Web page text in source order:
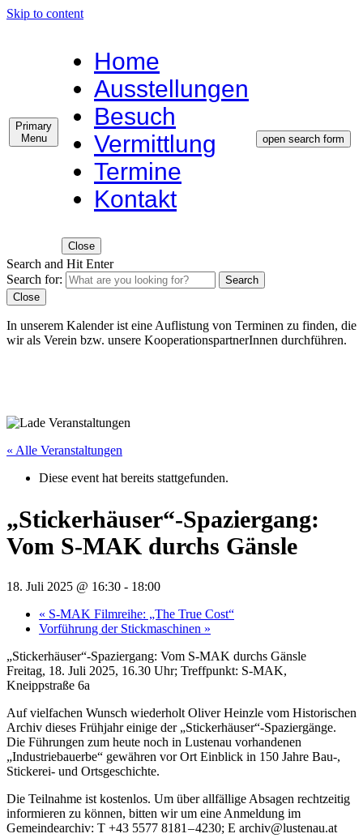
Skip to content
Primary
Menu
Home
Ausstellungen
Besuch
Vermittlung
Termine
Kontakt
Close
open search form
Search and Hit Enter
Search for:
Search
Close
In unserem Kalender ist eine Auflistung von Terminen zu finden, die
wir als Verein bzw. unsere KooperationspartnerInnen durchführen.
« Alle Veranstaltungen
Diese event hat bereits stattgefunden.
„Stickerhäuser“-Spaziergang:
Vom S‑MAK durchs Gänsle
18. Juli 2025 @ 16:30 - 18:00
« S‑MAK Filmreihe: „The True Cost“
Vorführung der Stickmaschinen »
„Stickerhäuser“-Spaziergang: Vom S‑MAK durchs Gänsle
Freitag, 18. Juli 2025, 16.30 Uhr; Treffpunkt: S‑MAK,
Kneippstraße 6a
Auf vielfachen Wunsch wiederholt Oliver Heinzle vom Historischen
Archiv dieses Frühjahr einige der „Stickerhäuser“-Spaziergänge.
Die Führungen zum heute noch in Lustenau vorhandenen
„Industriebauerbe“ gewähren vor Ort Einblick in 150 Jahre Bau‑,
Stickerei- und Ortsgeschichte.
Die Teilnahme ist kostenlos. Um über allfällige Absagen rechtzeitig
informieren zu können, bitten wir um eine Anmeldung im
Gemeindearchiv: T +43 5577 8181 – 4230; E archiv@lustenau.at